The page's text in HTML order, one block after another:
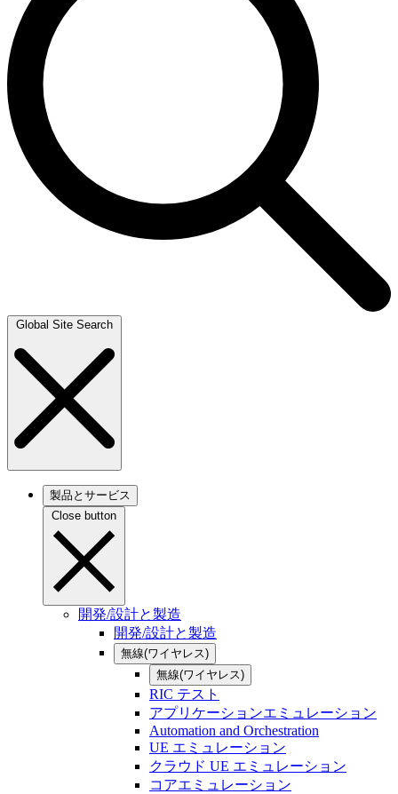
Global Site Search
製品とサービス
Close button
開発/設計と製造
開発/設計と製造
無線(ワイヤレス)
無線(ワイヤレス)
RIC テスト
アプリケーションエミュレーション
Automation and Orchestration
UE エミュレーション
クラウド UE エミュレーション
コアエミュレーション